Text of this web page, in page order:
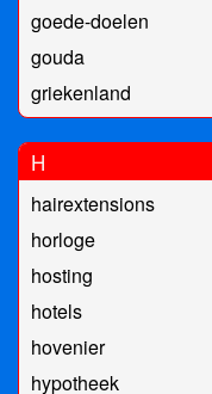
goede-doelen
gouda
griekenland
H
hairextensions
horloge
hosting
hotels
hovenier
hypotheek